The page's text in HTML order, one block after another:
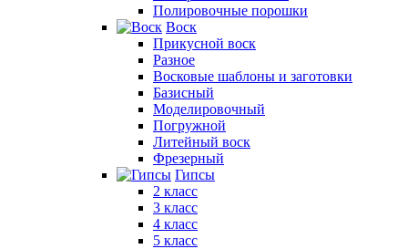
Полировочные порошки
Воск
Прикусной воск
Разное
Восковые шаблоны и заготовки
Базисный
Моделировочный
Погружной
Литейный воск
Фрезерный
Гипсы
2 класс
3 класс
4 класс
5 класс